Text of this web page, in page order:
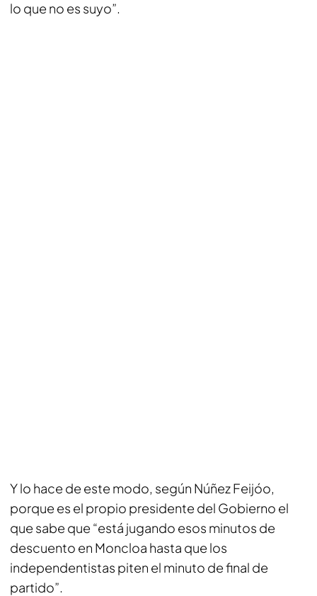
lo que no es suyo”.
Y lo hace de este modo, según Núñez Feijóo,
porque es el propio presidente del Gobierno el
que sabe que “está jugando esos minutos de
descuento en Moncloa hasta que los
independentistas piten el minuto de final de
partido”.